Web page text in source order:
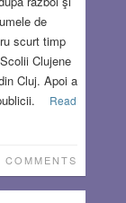
de
scurt timp
Clujene
Cluj. Apoi a
Read
COMMENTS